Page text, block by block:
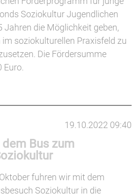
Soziokultur Jugendlichen
Jahren die Möglichkeit geben,
im soziokulturellen Praxisfeld zu
Die Fördersumme
19.10.2022 09:40
Bus zum
fuhren wir mit dem
Soziokultur in die